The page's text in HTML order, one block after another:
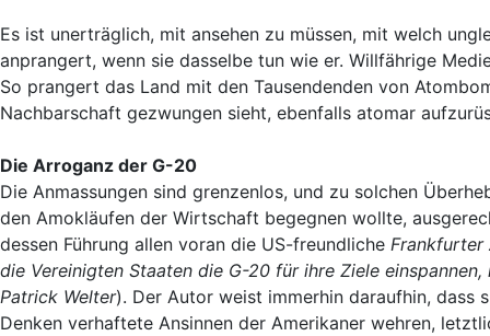
Es ist unerträglich, mit ansehen zu müssen, mit welch
anprangert, wenn sie dasselbe tun wie er. Willfährige
So prangert das Land mit den Tausendenden von
Nachbarschaft gezwungen sieht, ebenfalls atomar
Die Arroganz der G-20
Die Anmassungen sind grenzenlos, und zu solchen
den Amokläufen der Wirtschaft begegnen wollte,
dessen Führung allen voran die US-freundliche Frankfurter
die Vereinigten Staaten die G-20 für ihre Ziele
Patrick Welter). Der Autor weist immerhin daraufhin, dass
Denken verhaftete Ansinnen der Amerikaner wehren,